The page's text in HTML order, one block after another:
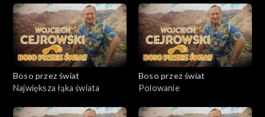
Boso przez świat
Największa łąka świata
Boso przez świat
Polowanie